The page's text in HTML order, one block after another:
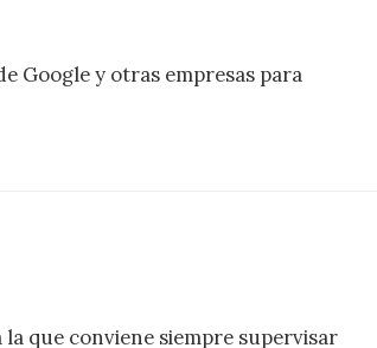
Google y otras empresas para
que conviene siempre supervisar